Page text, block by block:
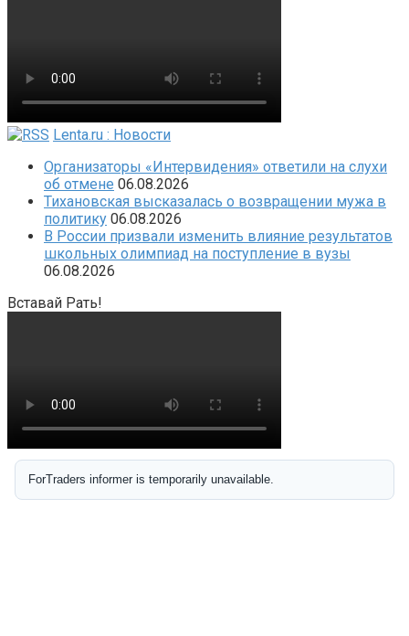
Lenta.ru : Новости
Организаторы «Интервидения» ответили на слухи
об отмене 06.08.2026
Тихановская высказалась о возвращении мужа в
политику 06.08.2026
В России призвали изменить влияние результатов
школьных олимпиад на поступление в вузы
06.08.2026
Вставай Рать!